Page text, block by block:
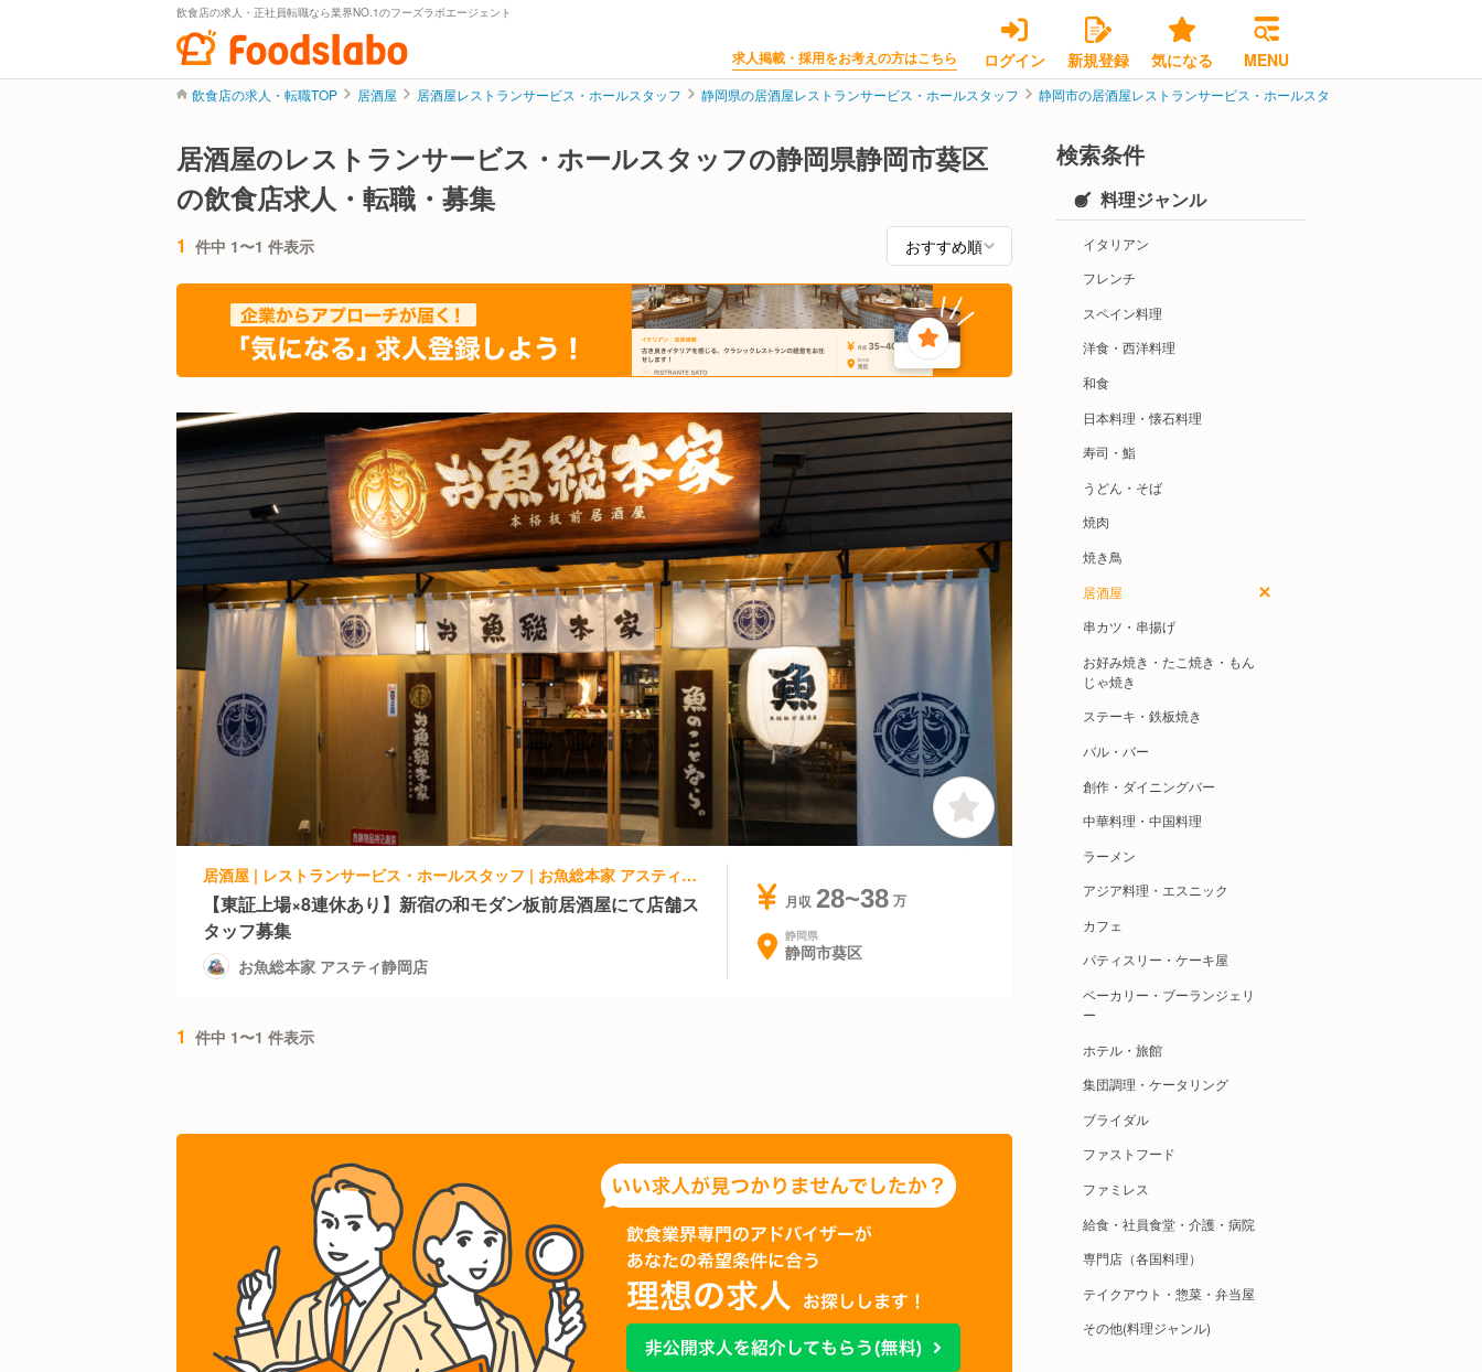
飲食店の求人・正社員転職なら業界NO.1のフーズラボエージェント
求人掲載・採用をお考えの方はこちら ログイン 新規登録 気になる MENU
飲食店の求人・転職TOP 居酒屋 居酒屋レストランサービス・ホールスタッフ 静岡県の居酒屋レストランサービス・ホールスタッフ 静岡市の居酒屋レストランサービス・ホールスタッフ
居酒屋のレストランサービス・ホールスタッフの静岡県静岡市葵区
の飲食店求人・転職・募集
1 件中 1〜1 件表示
居酒屋 | レストランサービス・ホールスタッフ | お魚総本家 アスティ静岡店
【東証上場×8連休あり】新宿の和モダン板前居酒屋にて店舗ス
タッフ募集
お魚総本家 アスティ静岡店
月収 28~38
静岡県
静岡市葵区
1 件中 1〜1 件表示
検索条件
料理ジャンル
イタリアン
フレンチ
スペイン料理
洋食・西洋料理
和食
日本料理・懐石料理
寿司・鮨
うどん・そば
焼肉
焼き鳥
居酒屋
串カツ・串揚げ
お好み焼き・たこ焼き・もん
じゃ焼き
ステーキ・鉄板焼き
バル・バー
創作・ダイニングバー
中華料理・中国料理
ラーメン
アジア料理・エスニック
カフェ
パティスリー・ケーキ屋
ベーカリー・ブーランジェリ
ー
ホテル・旅館
集団調理・ケータリング
ブライダル
ファストフード
ファミレス
給食・社員食堂・介護・病院
専門店（各国料理）
テイクアウト・惣菜・弁当屋
その他(料理ジャンル)